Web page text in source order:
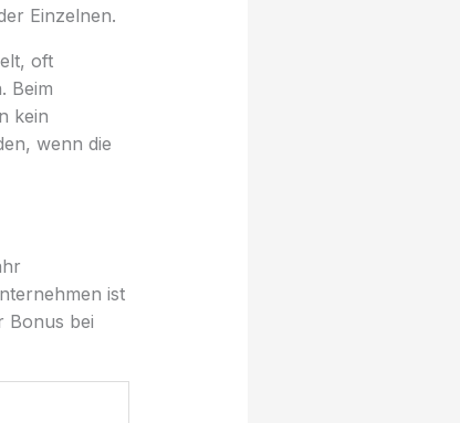
Einzelnen.
oft
Beim
kein
wenn die
ist
Bonus bei